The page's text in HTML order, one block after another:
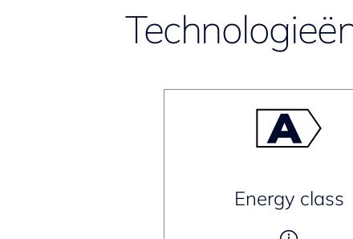
Energy class